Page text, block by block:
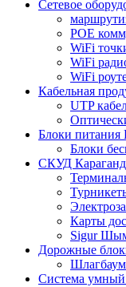
Сетевое
POE
WiFi
WiFi
WiFi
Кабельная
UTP
Блоки питания
Блоки
СКУД
Карты
Sigur
Дорожные
Система умный